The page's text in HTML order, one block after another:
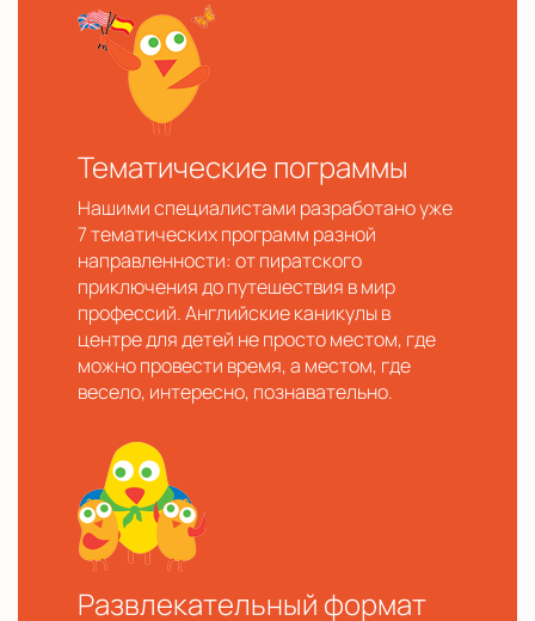
Тематические пограммы
Нашими специалистами разработано уже
7 тематических программ разной
направленности: от пиратского
приключения до путешествия в мир
профессий. Английские каникулы в
центре для детей не просто местом, где
можно провести время, а местом, где
весело, интересно, познавательно.
Развлекательный формат